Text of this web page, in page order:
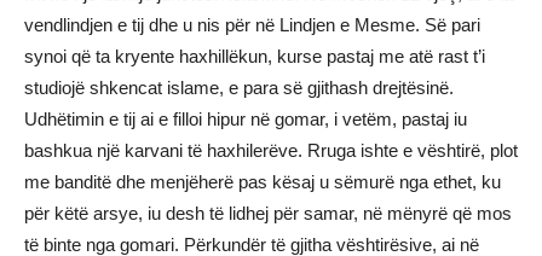
vendlindjen e tij dhe u nis për në Lindjen e Mesme. Së pari
synoi që ta kryente haxhillëkun, kurse pastaj me atë rast t’i
studiojë shkencat islame, e para së gjithash drejtësinë.
Udhëtimin e tij ai e filloi hipur në gomar, i vetëm, pastaj iu
bashkua një karvani të haxhilerëve. Rruga ishte e vështirë, plot
me banditë dhe menjëherë pas kësaj u sëmurë nga ethet, ku
për këtë arsye, iu desh të lidhej për samar, në mënyrë që mos
të binte nga gomari. Përkundër të gjitha vështirësive, ai në